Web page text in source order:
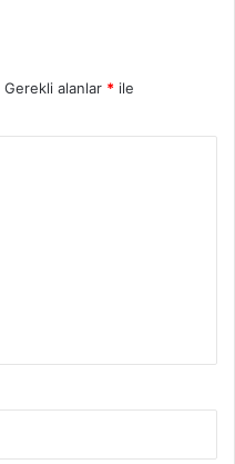
Gerekli alanlar * ile